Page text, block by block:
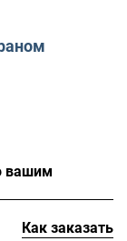
вашим
Как заказать